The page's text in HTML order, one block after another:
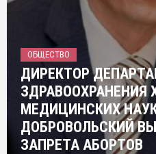
ОБЩЕСТВО
ДИРЕКТОР
МЕДИЦИНСКИХ
ДОБРОВОЛЬСКИЙ
ЗАПРЕТА АБОРТОВ